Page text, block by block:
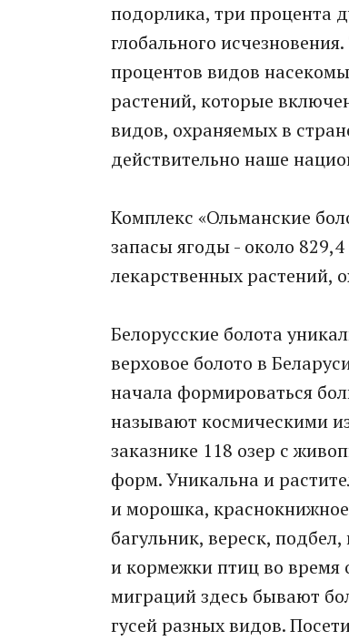
подорлика, три процента
глобального
процентов видов
растений, которые
видов, охраняемых в
действительно наше
Комплекс «Ольманские
запасы ягоды - около
лекарственных растений,
Белорусские болота
верховое болото в
начала формироваться
называют космическими
заказнике 118 озер с
форм. Уникальна и
и морошка,
багульник, вереск,
и кормежки птиц во время
миграций здесь бывают
гусей разных видов.